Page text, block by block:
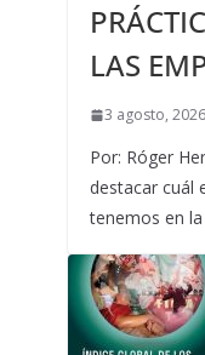
LAS
3 agosto, 2026
Por: Róger
destacar cuál
tenemos en